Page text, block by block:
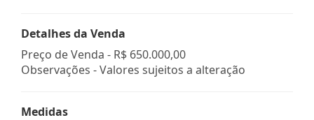
Detalhes da Venda
Preço de Venda - R$ 650.000,00
Observações - Valores sujeitos a alteração
Medidas